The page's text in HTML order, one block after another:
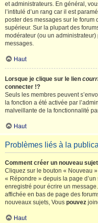
et administrateurs. En général,
l’intitulé d’un rang car il est
poster des messages sur le forum
supérieur. Sur la plupart des
modérateur (ou un
messages.
Haut
Lorsque je clique sur le lien
connecter !?
Seuls les membres peuvent
la fonction a été activée par
malveillante de la fonctionnalité
Haut
Problèmes liés à la
Comment créer un nouveau
Cliquez sur le bouton « Nouveau
« Répondre » depuis la page
enregistré pour écrire un
affichée en bas de page des
nouveaux sujets, Vous pouvez
Haut